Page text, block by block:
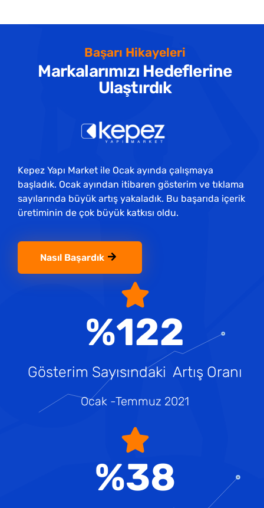
Başarı Hikayeleri
Markalarımızı Hedeflerine
Ulaştırdık
Kepez Yapı Market ile Ocak ayında çalışmaya
başladık. Ocak ayından itibaren gösterim ve tıklama
sayılarında büyük artış yakaladık. Bu başarıda içerik
üretiminin de çok büyük katkısı oldu.
Nasıl Başardık
%122
Gösterim Sayısındaki Artış Oranı
Ocak -Temmuz 2021
%38